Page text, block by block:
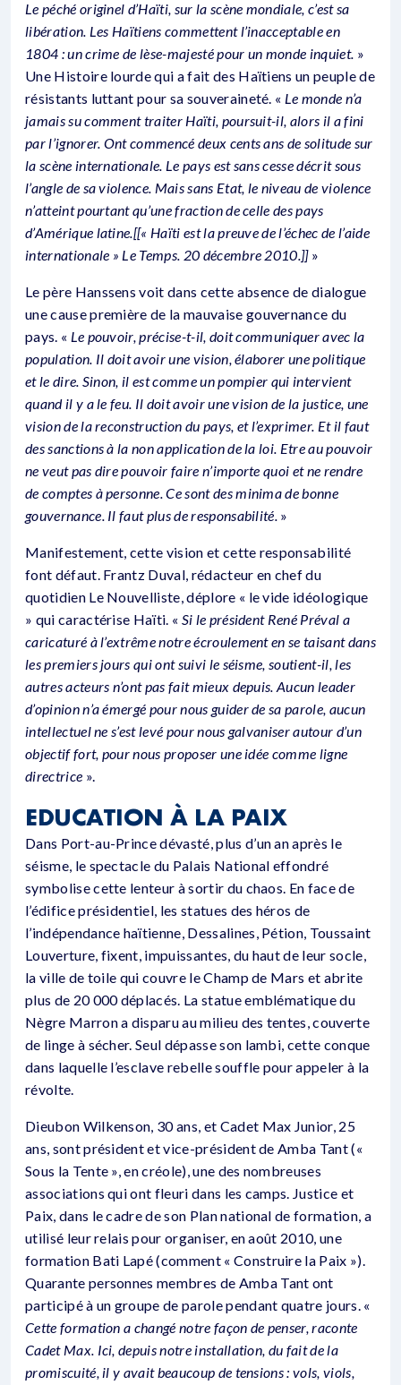
Le péché originel d’Haïti, sur la scène mondiale, c’est sa
libération. Les Haïtiens commettent l’inacceptable en
1804 : un crime de lèse-majesté pour un monde inquiet. »
Une Histoire lourde qui a fait des Haïtiens un peuple de
résistants luttant pour sa souveraineté. « Le monde n’a
jamais su comment traiter Haïti, poursuit-il, alors il a fini
par l’ignorer. Ont commencé deux cents ans de solitude sur
la scène internationale. Le pays est sans cesse décrit sous
l’angle de sa violence. Mais sans Etat, le niveau de violence
n’atteint pourtant qu’une fraction de celle des pays
d’Amérique latine.[[« Haïti est la preuve de l’échec de l’aide
internationale » Le Temps. 20 décembre 2010.]]»
Le père Hanssens voit dans cette absence de dialogue
une cause première de la mauvaise gouvernance du
pays. « Le pouvoir, précise-t-il, doit communiquer avec la
population. Il doit avoir une vision, élaborer une politique
et le dire. Sinon, il est comme un pompier qui intervient
quand il y a le feu. Il doit avoir une vision de la justice, une
vision de la reconstruction du pays, et l’exprimer. Et il faut
des sanctions à la non application de la loi. Etre au pouvoir
ne veut pas dire pouvoir faire n’importe quoi et ne rendre
de comptes à personne. Ce sont des minima de bonne
gouvernance. Il faut plus de responsabilité. »
Manifestement, cette vision et cette responsabilité
font défaut. Frantz Duval, rédacteur en chef du
quotidien Le Nouvelliste, déplore « le vide idéologique
» qui caractérise Haïti. « Si le président René Préval a
caricaturé à l’extrême notre écroulement en se taisant dans
les premiers jours qui ont suivi le séisme, soutient-il, les
autres acteurs n’ont pas fait mieux depuis. Aucun leader
d’opinion n’a émergé pour nous guider de sa parole, aucun
intellectuel ne s’est levé pour nous galvaniser autour d’un
objectif fort, pour nous proposer une idée comme ligne
directrice ».
EDUCATION À LA PAIX
Dans Port-au-Prince dévasté, plus d’un an après le
séisme, le spectacle du Palais National effondré
symbolise cette lenteur à sortir du chaos. En face de
l’édifice présidentiel, les statues des héros de
l’indépendance haïtienne, Dessalines, Pétion, Toussaint
Louverture, fixent, impuissantes, du haut de leur socle,
la ville de toile qui couvre le Champ de Mars et abrite
plus de 20 000 déplacés. La statue emblématique du
Nègre Marron a disparu au milieu des tentes, couverte
de linge à sécher. Seul dépasse son lambi, cette conque
dans laquelle l’esclave rebelle souffle pour appeler à la
révolte.
Dieubon Wilkenson, 30 ans, et Cadet Max Junior, 25
ans, sont président et vice-président de Amba Tant («
Sous la Tente », en créole), une des nombreuses
associations qui ont fleuri dans les camps. Justice et
Paix, dans le cadre de son Plan national de formation, a
utilisé leur relais pour organiser, en août 2010, une
formation Bati Lapé (comment « Construire la Paix »).
Quarante personnes membres de Amba Tant ont
participé à un groupe de parole pendant quatre jours. «
Cette formation a changé notre façon de penser, raconte
Cadet Max. Ici, depuis notre installation, du fait de la
promiscuité, il y avait beaucoup de tensions : vols, viols,